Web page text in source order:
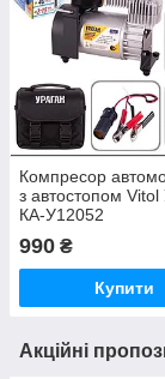
Компресор
з автостопом Vitol
КА-У12052
990 ₴
Купити
Акційні